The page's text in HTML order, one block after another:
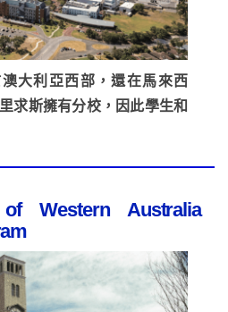
大利亞西部，還在馬來西
求斯擁有分校，因此學生和
Western Australia